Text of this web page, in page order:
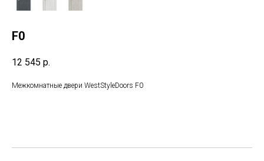
F0
12 545 р.
Межкомнатные двери WestStyleDoors F0